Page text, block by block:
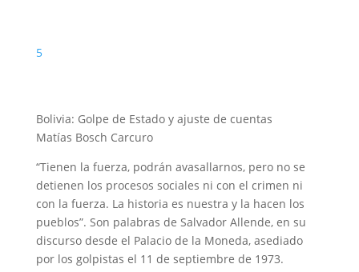
5
Bolivia: Golpe de Estado y ajuste de cuentas
Matías Bosch Carcuro
“Tienen la fuerza, podrán avasallarnos, pero no se
detienen los procesos sociales ni con el crimen ni
con la fuerza. La historia es nuestra y la hacen los
pueblos”. Son palabras de Salvador Allende, en su
discurso desde el Palacio de la Moneda, asediado
por los golpistas el 11 de septiembre de 1973.